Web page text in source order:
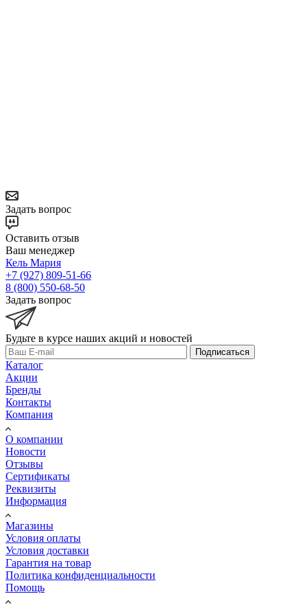
Задать вопрос
Оставить отзыв
Ваш менеджер
Кель Мария
+7 (927) 809-51-66
8 (800) 550-68-50
Задать вопрос
Будьте в курсе наших акций и новостей
Подписаться
Каталог
Акции
Бренды
Контакты
Компания
О компании
Новости
Отзывы
Сертификаты
Реквизиты
Информация
Магазины
Условия оплаты
Условия доставки
Гарантия на товар
Политика конфиденциальности
Помощь